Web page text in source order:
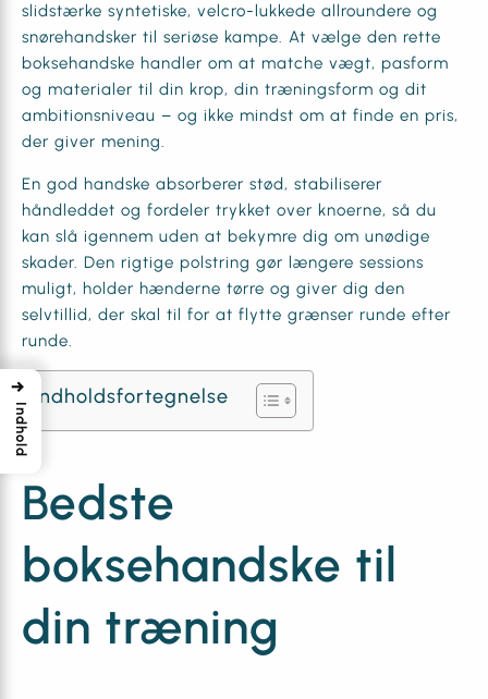
slidstærke syntetiske, velcro-lukkede allroundere og
snørehandsker til seriøse kampe. At vælge den rette
boksehandske handler om at matche vægt, pasform
og materialer til din krop, din træningsform og dit
ambitionsniveau – og ikke mindst om at finde en pris,
der giver mening.
En god handske absorberer stød, stabiliserer
håndleddet og fordeler trykket over knoerne, så du
kan slå igennem uden at bekymre dig om unødige
skader. Den rigtige polstring gør længere sessions
muligt, holder hænderne tørre og giver dig den
selvtillid, der skal til for at flytte grænser runde efter
runde.
Indholdsfortegnelse
Bedste
boksehandske til
din træning
→
Indhold